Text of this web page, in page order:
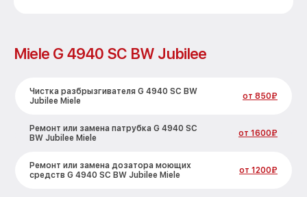
Miele G 4940 SC BW Jubilee
Чистка разбрызгивателя G 4940 SC BW
Jubilee Miele
от 850₽
Ремонт или замена патрубка G 4940 SC
BW Jubilee Miele
от 1600₽
Ремонт или замена дозатора моющих
средств G 4940 SC BW Jubilee Miele
от 1200₽